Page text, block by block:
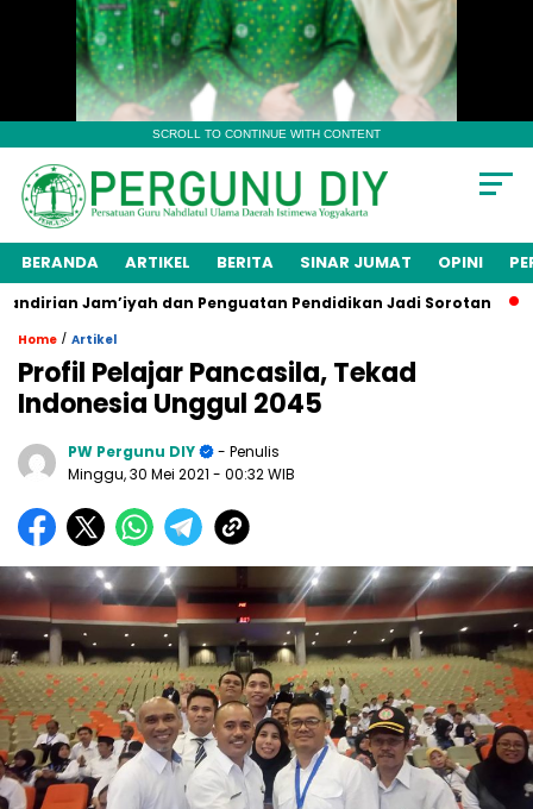
SCROLL TO CONTINUE WITH CONTENT
BERANDA ARTIKEL BERITA SINAR JUMAT OPINI
Jam’iyah dan Penguatan Pendidikan Jadi Sorotan
Home / Artikel
Profil Pelajar Pancasila, Tekad
Indonesia Unggul 2045
PW Pergunu DIY
- Penulis
Minggu, 30 Mei 2021 - 00:32 WIB